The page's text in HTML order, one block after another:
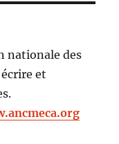
nationale des
et